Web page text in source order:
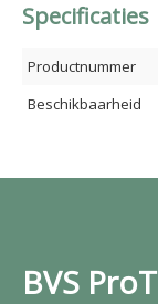
Specificaties
Productnummer
Beschikbaarheid
BVS